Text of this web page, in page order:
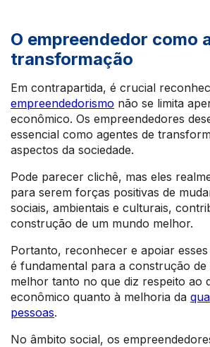
O empreendedor como
transformação
Em contrapartida, é crucial
empreendedorismo não se limita
econômico. Os empreendedores
essencial como agentes de
aspectos da sociedade.
Pode parecer clichê, mas eles
para serem forças positivas de
sociais, ambientais e culturais,
construção de um mundo melhor.
Portanto, reconhecer e apoiar
é fundamental para a construção
melhor tanto no que diz respeito ao
econômico quanto à melhoria da
pessoas.
No âmbito social, os